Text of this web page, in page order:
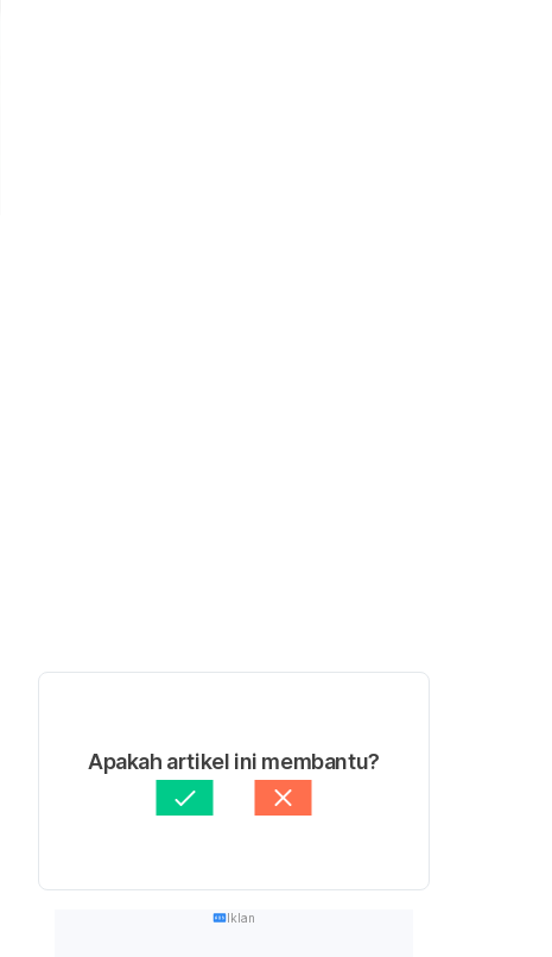
Apakah artikel ini membantu?
Iklan